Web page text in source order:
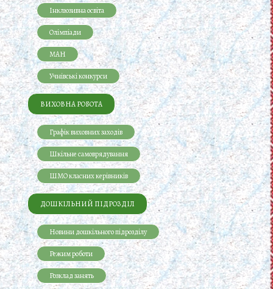
Інклюзивна освіта
Олімпіади
МАН
Учнівські конкурси
ВИХОВНА РОБОТА
Графік виховних заходів
Шкільне самоврядування
ШМО класних керівників
ДОШКІЛЬНИЙ ПІДРОЗДІЛ
Новини дошкільного підрозділу
Режим роботи
Розклад занять